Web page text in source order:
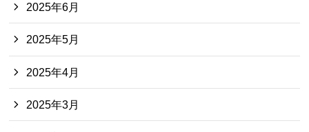
2025年6月
2025年5月
2025年4月
2025年3月